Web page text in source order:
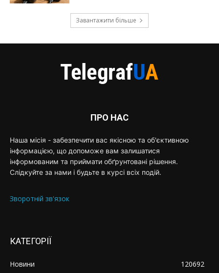
Завантажити більше
ПРО НАС
Наша місія - забезпечити вас якісною та об'єктивною
інформацією, що допоможе вам залишатися
інформованим та приймати обґрунтовані рішення.
Слідкуйте за нами і будьте в курсі всіх подій.
Зворотній зв'язок
КАТЕГОРІЇ
Новини 120692